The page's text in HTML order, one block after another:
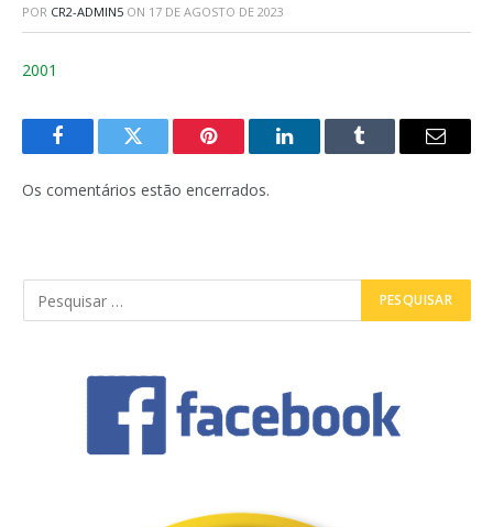
POR CR2-ADMIN5 ON 17 DE AGOSTO DE 2023
2001
FacebookTwitter Pinterest LinkedInTumblr
E-
Os comentários estão encerrados.